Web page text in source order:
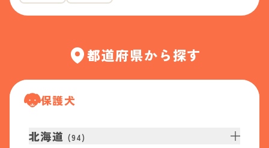
都道府県から探す
保護犬
北海道 (94)